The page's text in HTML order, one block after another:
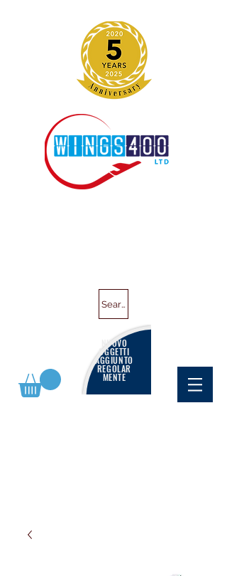
Search
NUOVO
OGGETTI
AGGIUNTO
REGOLAR
MENTE